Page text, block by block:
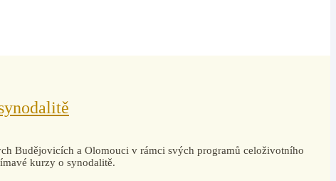
Budějovicích a Olomouci v rámci svých programů celoživotního
kurzy o synodalitě.